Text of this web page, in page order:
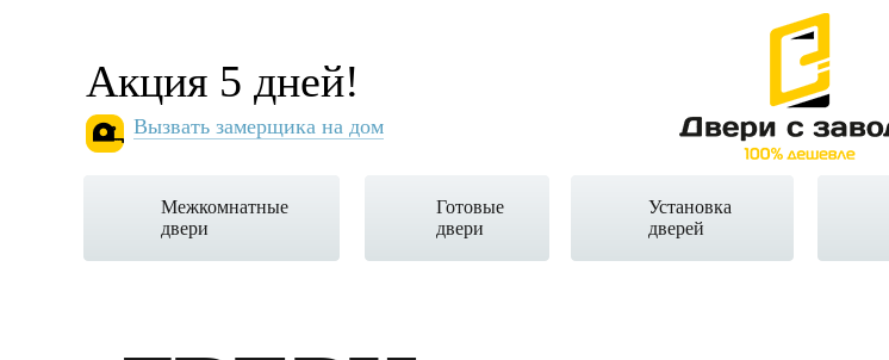
Акция 5 дней!
Вызвать замерщика на дом
Межкомнатные
двери
Готовые
двери
Установка
дверей